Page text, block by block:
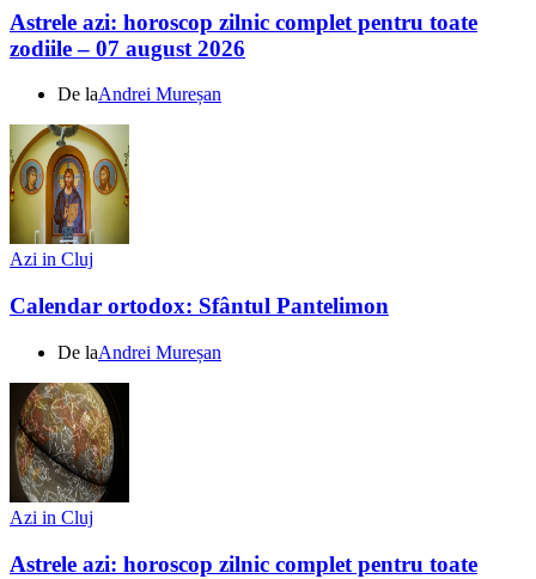
Astrele azi: horoscop zilnic complet pentru toate
zodiile – 07 august 2026
De laAndrei Mureșan
Azi in Cluj
Calendar ortodox: Sfântul Pantelimon
De laAndrei Mureșan
Azi in Cluj
Astrele azi: horoscop zilnic complet pentru toate